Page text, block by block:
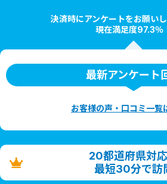
現在満足度97.3％
最新アンケート
お客様の声・口コミ一覧